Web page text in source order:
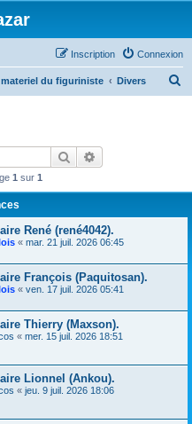
Connexion
Inscription
du figuriniste Divers
Rechercher
1 sur 1
René (rené4042).
« mar. 21 juil. 2026 06:45
François (Paquitosan).
« ven. 17 juil. 2026 05:41
Thierry (Maxson).
« mer. 15 juil. 2026 18:51
Lionnel (Ankou).
« jeu. 9 juil. 2026 18:06